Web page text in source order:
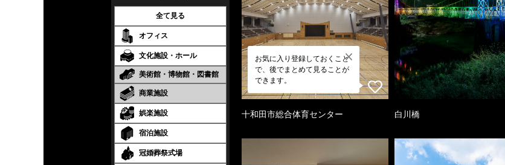
全て見る
オフィス
文化施設・ホール
美術館・博物館・図書館
商業施設
娯楽施設
宿泊施設
冠婚葬祭式場
お気に入り登録しておくこと
で、後でまとめて見ることが
できます。
十和田市総合体育センター 白川橋